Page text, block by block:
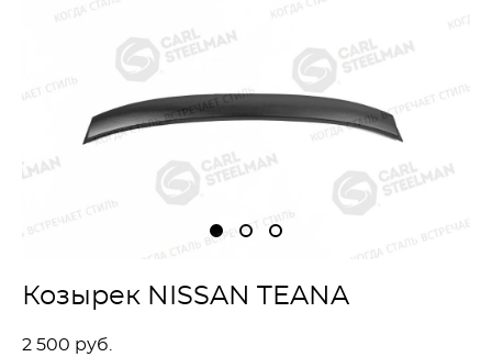
Козырек NISSAN TEANA
2 500 pуб.